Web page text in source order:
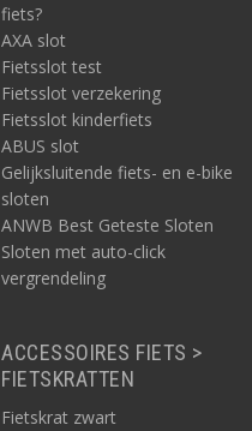
fiets?
AXA slot
Fietsslot test
Fietsslot verzekering
Fietsslot kinderfiets
ABUS slot
Gelijksluitende fiets- en e-bike
sloten
ANWB Best Geteste Sloten
Sloten met auto-click
vergrendeling
ACCESSOIRES FIETS >
FIETSKRATTEN
Fietskrat zwart